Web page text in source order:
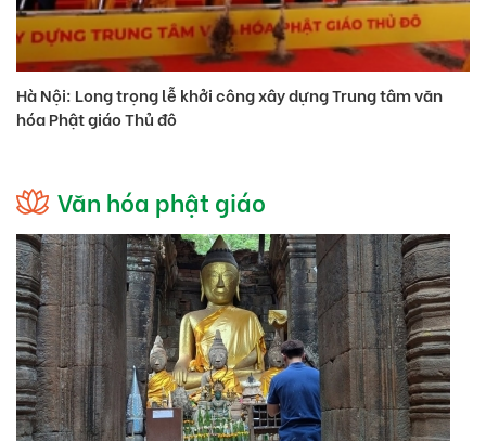
Hà Nội: Long trọng lễ khởi công xây dựng Trung tâm văn
hóa Phật giáo Thủ đô
Văn hóa phật giáo